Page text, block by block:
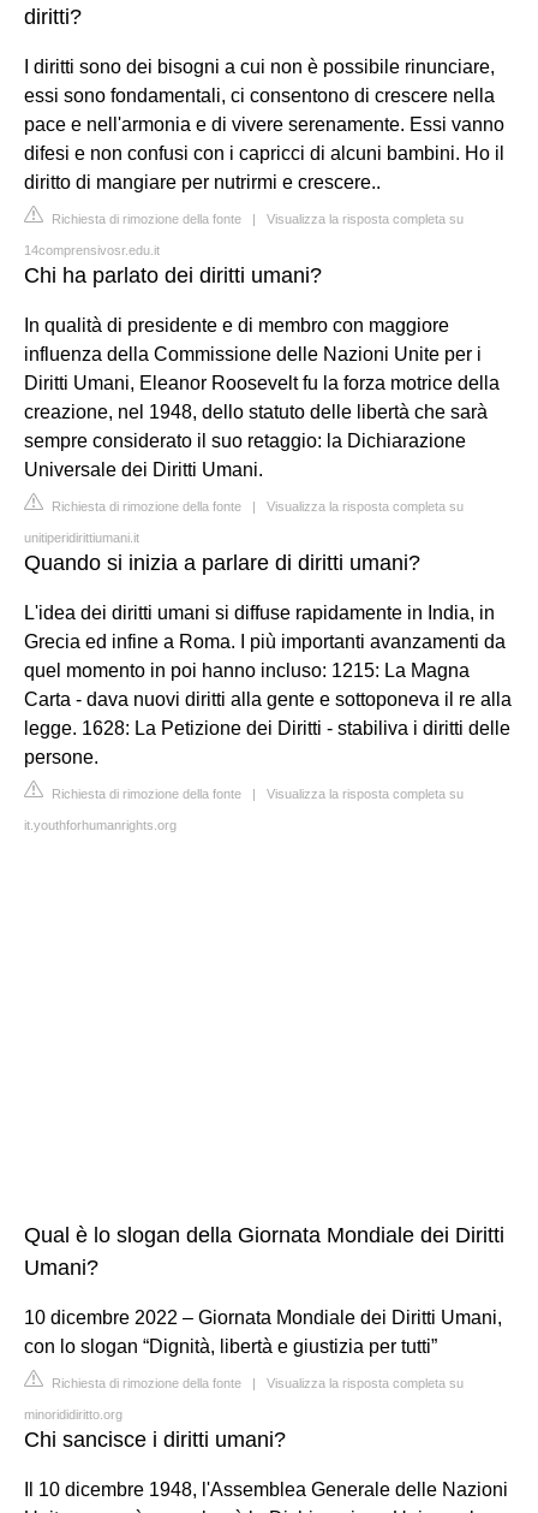
diritti?
I diritti sono dei bisogni a cui non è possibile rinunciare,
essi sono fondamentali, ci consentono di crescere nella
pace e nell'armonia e di vivere serenamente. Essi vanno
difesi e non confusi con i capricci di alcuni bambini. Ho il
diritto di mangiare per nutrirmi e crescere..
Richiesta di rimozione della fonte | Visualizza la risposta completa su
14comprensivosr.edu.it
Chi ha parlato dei diritti umani?
In qualità di presidente e di membro con maggiore
influenza della Commissione delle Nazioni Unite per i
Diritti Umani, Eleanor Roosevelt fu la forza motrice della
creazione, nel 1948, dello statuto delle libertà che sarà
sempre considerato il suo retaggio: la Dichiarazione
Universale dei Diritti Umani.
Richiesta di rimozione della fonte | Visualizza la risposta completa su
unitiperidirittiumani.it
Quando si inizia a parlare di diritti umani?
L'idea dei diritti umani si diffuse rapidamente in India, in
Grecia ed infine a Roma. I più importanti avanzamenti da
quel momento in poi hanno incluso: 1215: La Magna
Carta - dava nuovi diritti alla gente e sottoponeva il re alla
legge. 1628: La Petizione dei Diritti - stabiliva i diritti delle
persone.
Richiesta di rimozione della fonte | Visualizza la risposta completa su
it.youthforhumanrights.org
Qual è lo slogan della Giornata Mondiale dei Diritti
Umani?
10 dicembre 2022 – Giornata Mondiale dei Diritti Umani,
con lo slogan “Dignità, libertà e giustizia per tutti”
Richiesta di rimozione della fonte | Visualizza la risposta completa su
minorididiritto.org
Chi sancisce i diritti umani?
Il 10 dicembre 1948, l'Assemblea Generale delle Nazioni